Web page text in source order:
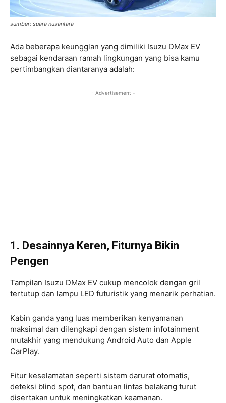
sumber: suara nusantara
Ada beberapa keungglan yang dimiliki Isuzu DMax EV
sebagai kendaraan ramah lingkungan yang bisa kamu
pertimbangkan diantaranya adalah:
- Advertisement -
1. Desainnya Keren, Fiturnya Bikin
Pengen
Tampilan Isuzu DMax EV cukup mencolok dengan gril
tertutup dan lampu LED futuristik yang menarik perhatian.
Kabin ganda yang luas memberikan kenyamanan
maksimal dan dilengkapi dengan sistem infotainment
mutakhir yang mendukung Android Auto dan Apple
CarPlay.
Fitur keselamatan seperti sistem darurat otomatis,
deteksi blind spot, dan bantuan lintas belakang turut
disertakan untuk meningkatkan keamanan.